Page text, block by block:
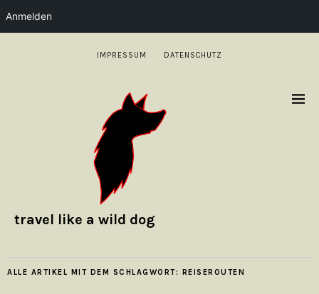
IMPRESSUM DATENSCHUTZ
travel like a wild dog
ALLE ARTIKEL MIT DEM SCHLAGWORT: REISEROUTEN
Anmelden